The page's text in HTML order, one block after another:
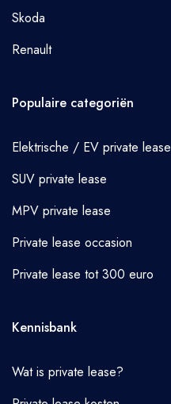
Skoda
Renault
Populaire categoriën
Elektrische / EV private lease
SUV private lease
MPV private lease
Private lease occasion
Private lease tot 300 euro
Kennisbank
Wat is private lease?